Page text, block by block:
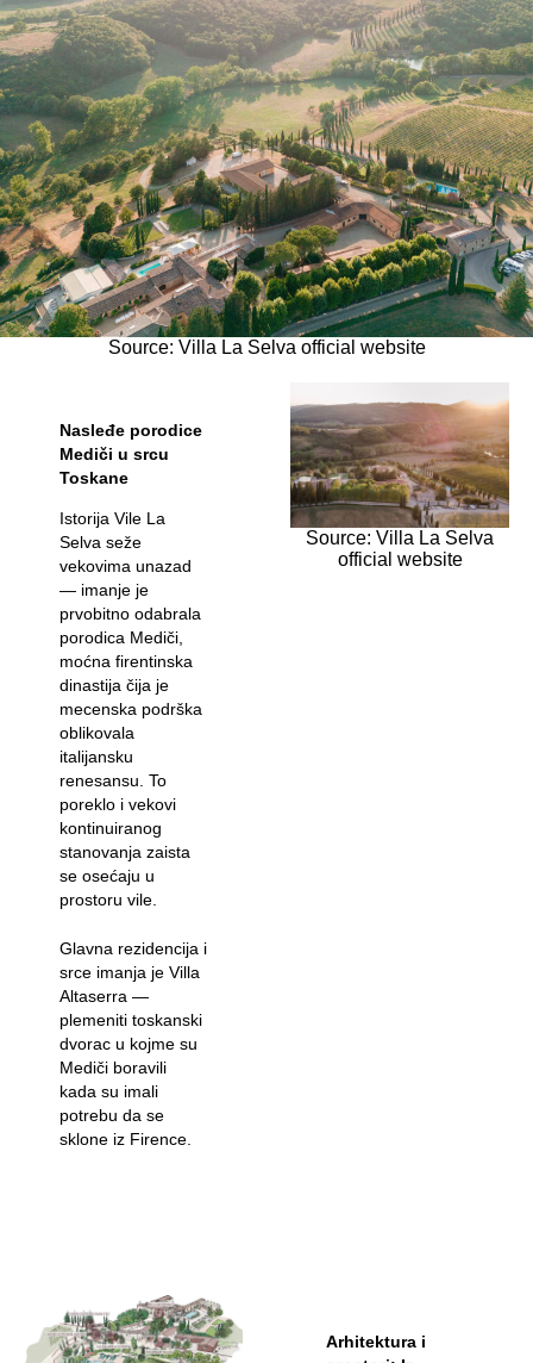
Source: Villa La Selva official website
Source: Villa La Selva
official website
Nasleđe porodice
Mediči u srcu
Toskane
Istorija Vile La
Selva seže
vekovima unazad
— imanje je
prvobitno odabrala
porodica Mediči,
moćna firentinska
dinastija čija je
mecenska podrška
oblikovala
italijansku
renesansu. To
poreklo i vekovi
kontinuiranog
stanovanja zaista
se osećaju u
prostoru vile.
Glavna rezidencija i
srce imanja je Villa
Altaserra —
plemeniti toskanski
dvorac u kojme su
Mediči boravili
kada su imali
potrebu da se
sklone iz Firence.
Arhitektura i